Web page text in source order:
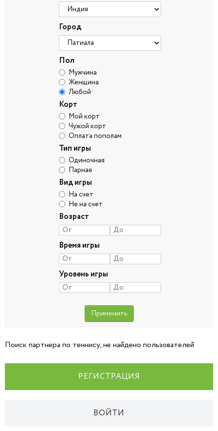
Город
Пол
Мужчина
Женщина
Любой
Корт
Мой корт
Чужой корт
Оплата пополам
Тип игры
Одиночная
Парная
Вид игры
На счет
Не на счет
Возраст
Время игры
Уровень игры
Поиск партнера по теннису, не найдено пользователей
РЕГИСТРАЦИЯ
ВОЙТИ